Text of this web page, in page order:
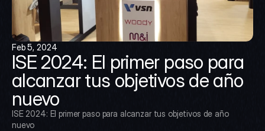
Feb 5, 2024
ISE 2024: El primer paso para
alcanzar tus objetivos de año
nuevo
ISE 2024: El primer paso para alcanzar tus objetivos de año
nuevo